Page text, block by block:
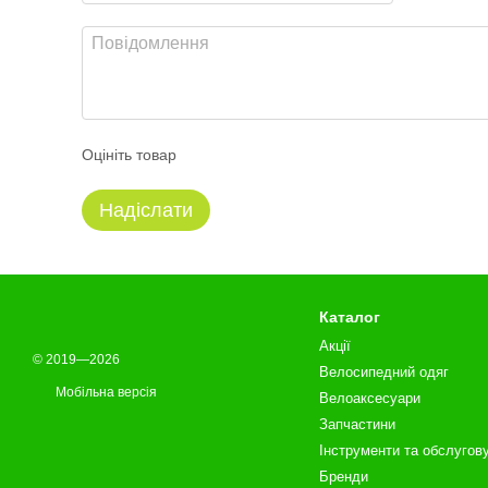
Оцініть товар
Надіслати
© 2019—2026
Мобільна версія
Каталог
Акції
Велосипедний одяг
Велоаксесуари
Запчастини
Інструменти та
Бренди